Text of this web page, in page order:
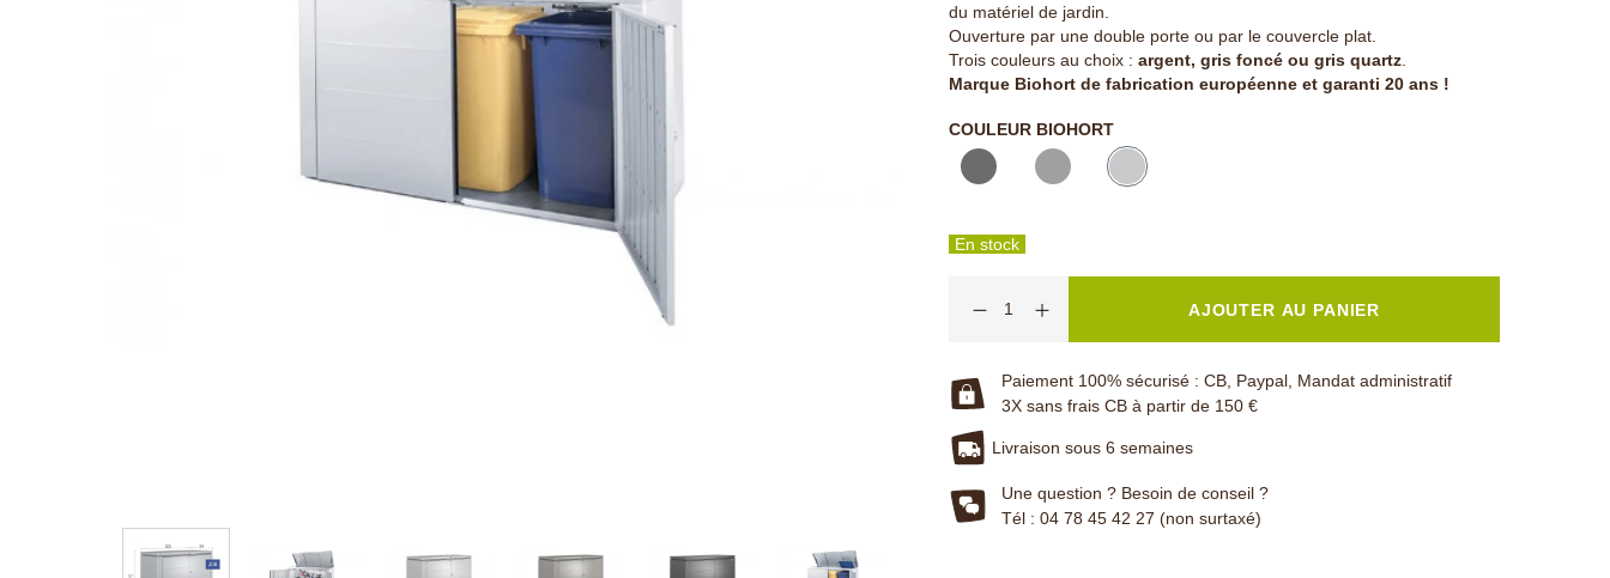
du matériel de jardin.
Ouverture par une double porte ou par le couvercle plat.
Trois couleurs au choix : argent, gris foncé ou gris quartz.
Marque Biohort de fabrication européenne et garanti 20 ans !
COULEUR BIOHORT
En stock
AJOUTER AU PANIER
Paiement 100% sécurisé : CB, Paypal, Mandat administratif
3X sans frais CB à partir de 150 €
Livraison sous 6 semaines
Une question ? Besoin de conseil ?
Tél : 04 78 45 42 27 (non surtaxé)